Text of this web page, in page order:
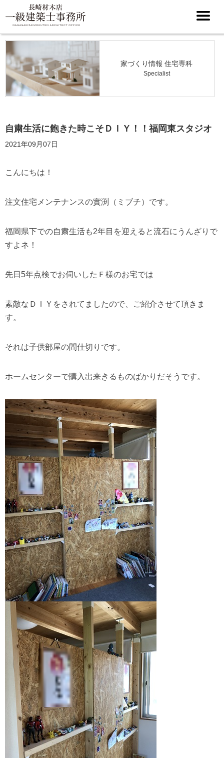
家づくり情報 住宅専科
Specialist
自粛生活に飽きた時こそＤＩＹ！！福岡東スタジオ
2021年09月07日
こんにちは！
注文住宅メンテナンスの實渕（ミブチ）です。
福岡県下での自粛生活も2年目を迎えると流石にうんざりで
すよネ！
先日5年点検でお伺いしたＦ様のお宅では
素敵なＤＩＹをされてましたので、ご紹介させて頂きま
す。
それは子供部屋の間仕切りです。
ホームセンターで購入出来きるものばかりだそうです。